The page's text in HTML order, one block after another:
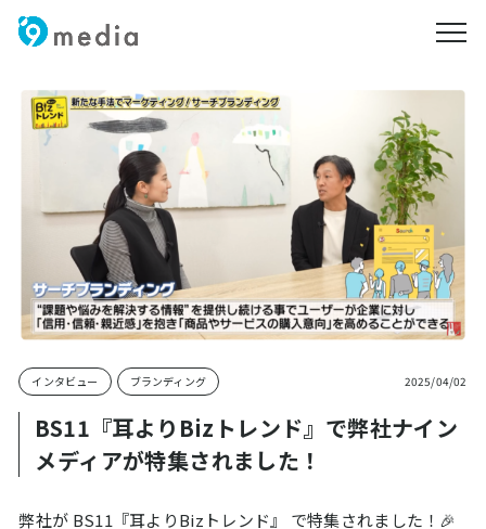
メニ
インタビュー ブランディング 2025/04/02
BS11『耳よりBizトレンド』で弊社ナイン
メディアが特集されました！
弊社が BS11『耳よりBizトレンド』 で特集されました！🎉